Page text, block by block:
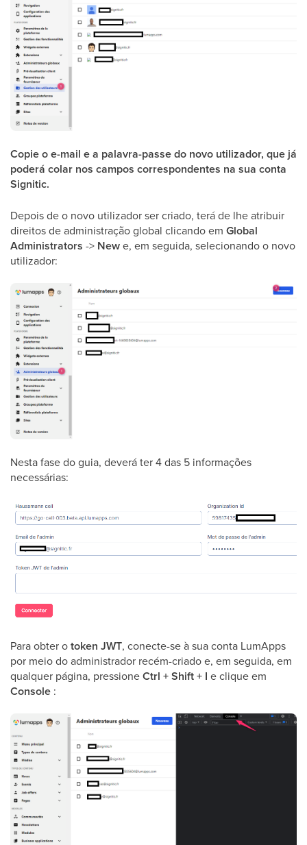
Copie o e-mail e a palavra-passe do novo utilizador, que já
poderá colar nos campos correspondentes na sua conta
Signitic.
Depois de o novo utilizador ser criado, terá de lhe atribuir
direitos de administração global clicando em Global
Administrators -> Newe, em seguida, selecionando o novo
utilizador:
Nesta fase do guia, deverá ter 4 das 5 informações
necessárias:
Para obter otoken JWT, conecte-se à sua conta LumApps
por meio do administrador recém-criado e, em seguida, em
qualquer página, pressioneCtrl + Shift + I e clique em
Console :